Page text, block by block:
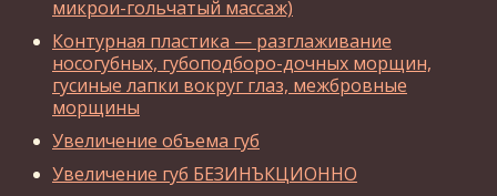
микрои-гольчатый массаж)
Контурная пластика — разглаживание
носогубных, губоподборо-дочных морщин,
гусиные лапки вокруг глаз, межбровные
морщины
Увеличение объема губ
Увеличение губ БЕЗИНЪКЦИОННО